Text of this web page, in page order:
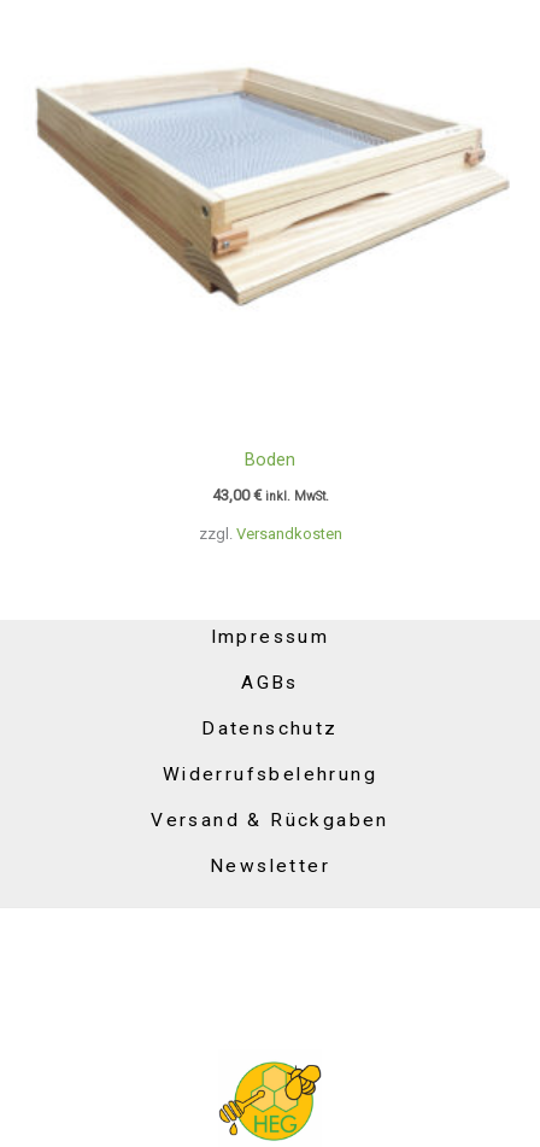
zzgl. Versandkosten
Boden
43,00€ inkl. MwSt.
Impressum
AGBs
Datenschutz
Widerrufsbelehrung
Versand & Rückgaben
Newsletter